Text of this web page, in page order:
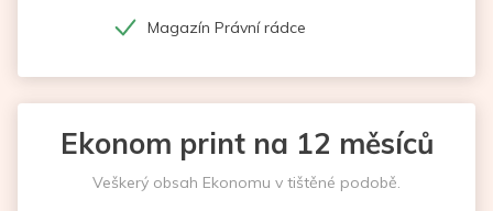
Magazín Právní rádce
Ekonom print na 12 měsíců
Veškerý obsah Ekonomu v tištěné podobě.